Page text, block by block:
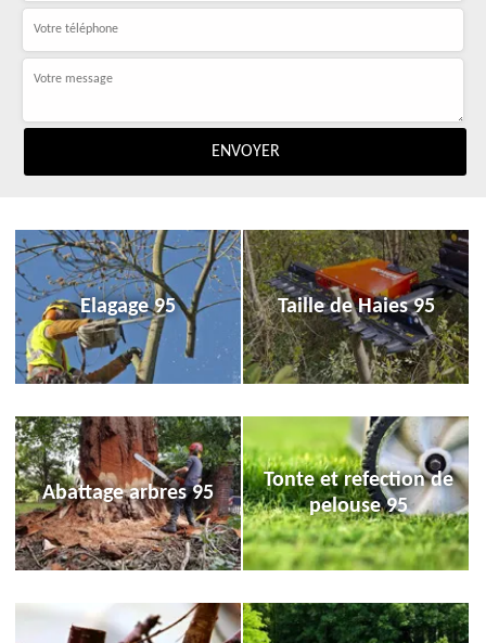
Elagage 95 Taille de Haies 95
Abattage arbres 95
Tonte et refection de
pelouse 95